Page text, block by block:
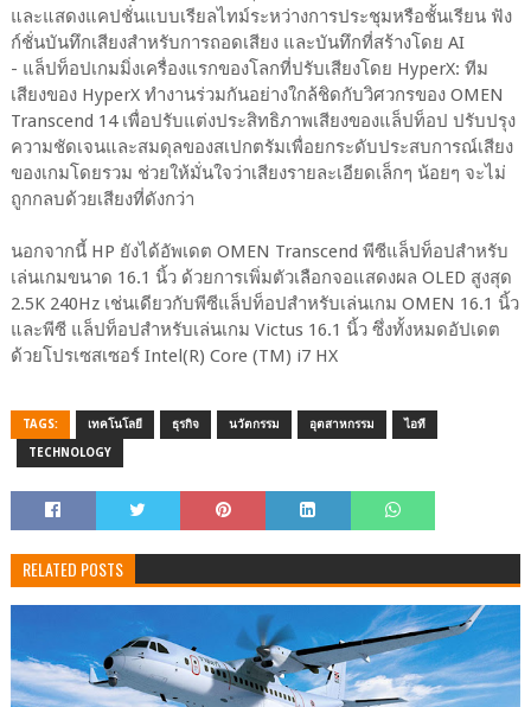
และแสดงแคปชั่นแบบเรียลไทม์ระหว่างการประชุมหรือชั้นเรียน ฟัง
ก์ชั่นบันทึกเสียงสำหรับการถอดเสียง และบันทึกที่สร้างโดย AI
- แล็ปท็อปเกมมิ่งเครื่องแรกของโลกที่ปรับเสียงโดย HyperX: ทีม
เสียงของ HyperX ทำงานร่วมกันอย่างใกล้ชิดกับวิศวกรของ OMEN
Transcend 14 เพื่อปรับแต่งประสิทธิภาพเสียงของแล็ปท็อป ปรับปรุง
ความชัดเจนและสมดุลของสเปกตรัมเพื่อยกระดับประสบการณ์เสียง
ของเกมโดยรวม ช่วยให้มั่นใจว่าเสียงรายละเอียดเล็กๆ น้อยๆ จะไม่
ถูกกลบด้วยเสียงที่ดังกว่า
นอกจากนี้ HP ยังได้อัพเดต OMEN Transcend พีซีแล็ปท็อปสำหรับ
เล่นเกมขนาด 16.1 นิ้ว ด้วยการเพิ่มตัวเลือกจอแสดงผล OLED สูงสุด
2.5K 240Hz เช่นเดียวกับพีซีแล็ปท็อปสำหรับเล่นเกม OMEN 16.1 นิ้ว
และพีซี แล็ปท็อปสำหรับเล่นเกม Victus 16.1 นิ้ว ซึ่งทั้งหมดอัปเดต
ด้วยโปรเซสเซอร์ Intel(R) Core (TM) i7 HX
TAGS: เทคโนโลยี ธุรกิจ นวัตกรรม อุตสาหกรรม ไอที
TECHNOLOGY
RELATED POSTS